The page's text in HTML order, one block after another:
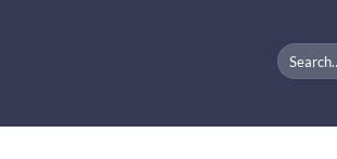
Search
for: